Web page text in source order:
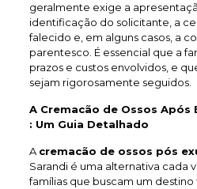
geralmente exige a
identificação do solicitante, a
falecido e, em alguns casos, a
parentesco. É essencial que a
prazos e custos envolvidos, e
sejam rigorosamente seguidos.
A Cremacão de Ossos Após
: Um Guia Detalhado
A cremacão de ossos pós
Sarandi é uma alternativa cada
famílias que buscam um destino